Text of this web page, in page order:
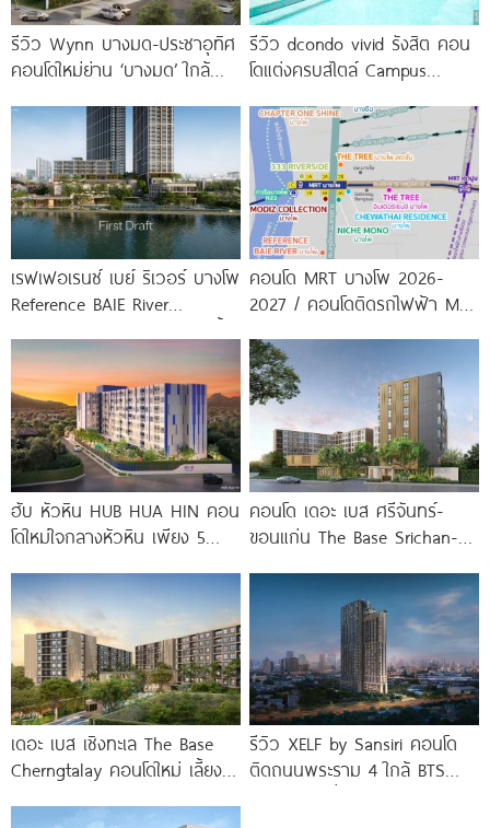
รีวิว Wynn บางมด-ประชาอุทิศ
คอนโดใหม่ย่าน ‘บางมด’ ใกล้
สายสีม่วง
รีวิว dcondo vivid รังสิต คอน
โดแต่งครบสไตล์ Campus
พร้อมรับ-ส่ง
เรฟเฟอเรนซ์ เบย์ ริเวอร์ บางโพ
Reference BAIE River
จาก
คอนโด MRT บางโพ 2026-
2027 / คอนโดติดรถไฟฟ้า MRT
ฮับ หัวหิน HUB HUA HIN คอน
โดใหม่ใจกลางหัวหิน เพียง 5
คอนโด เดอะ เบส ศรีจันทร์-
ขอนแก่น The Base Srichan-
ขอนแก่น
เดอะ เบส เชิงทะเล The Base
Cherngtalay คอนโดใหม่ เลี้ยง
รีวิว XELF by Sansiri คอนโด
ติดถนนพระราม 4 ใกล้ BTS